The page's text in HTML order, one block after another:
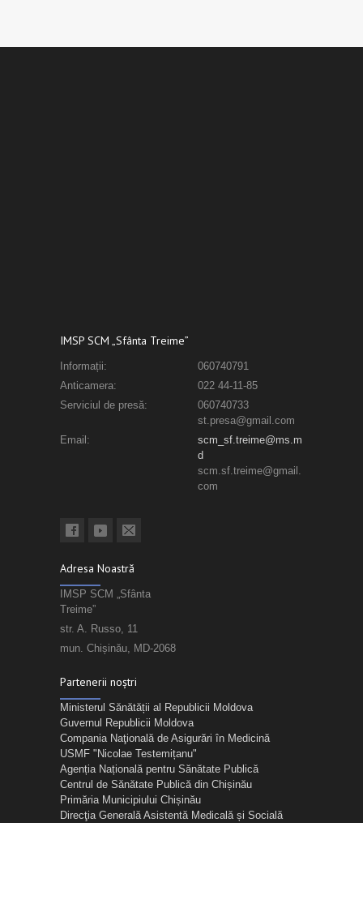
IMSP SCM „Sfânta Treime”
Informații:
060740791
Anticamera:
022 44-11-85
Serviciul de presă:
060740733
st.presa@gmail.com
Email:
scm_sf.treime@ms.m
d
scm.sf.treime@gmail.
com
Adresa Noastră
IMSP SCM „Sfânta
Treime”
str. A. Russo, 11
mun. Chișinău, MD-2068
Partenerii noștri
Ministerul Sănătății al Republicii Moldova
Guvernul Republicii Moldova
Compania Naţională de Asigurări în Medicină
USMF "Nicolae Testemițanu"
Agenția Națională pentru Sănătate Publică
Centrul de Sănătate Publică din Chișinău
Primăria Municipiului Chișinău
Direcţia Generală Asistentă Medicală și Socială